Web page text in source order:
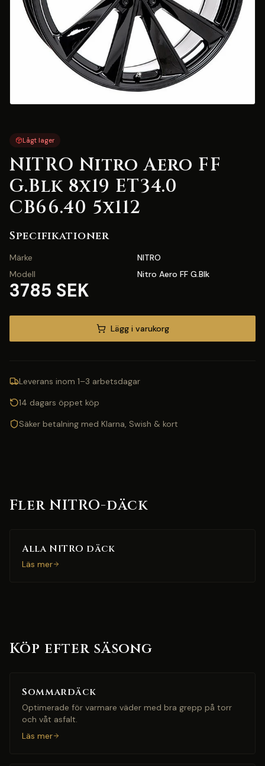
Lågt lager
NITRO Nitro Aero FF
G.Blk 8x19 ET34.0
CB66.40 5x112
Specifikationer
Märke
NITRO
Modell
Nitro Aero FF G.Blk
3785 SEK
Lägg i varukorg
Leverans inom 1–3 arbetsdagar
14 dagars öppet köp
Säker betalning med Klarna, Swish & kort
Fler NITRO-däck
Alla NITRO däck
Läs mer
Köp efter säsong
Sommardäck
Optimerade för varmare väder med bra grepp på torr
och våt asfalt.
Läs mer